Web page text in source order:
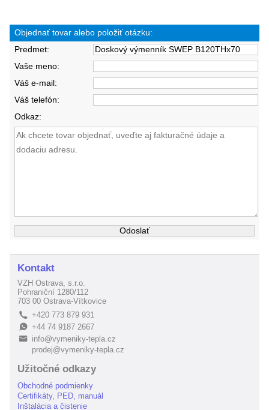
Objednať tovar alebo položiť otázku:
Predmet:
Vaše meno:
Váš e-mail:
Váš telefón:
Odkaz:
Kontakt
VZH Ostrava, s.r.o.
Pohraniční 1280/112
703 00 Ostrava-Vítkovice
L +420 773 879 931
E+44 74 9187 2667
B
info@vymeniky-tepla.cz
prodej@vymeniky-tepla.cz
Užitočné odkazy
Obchodné podmienky
Certifikáty, PED, manuál
Inštalácia a čistenie